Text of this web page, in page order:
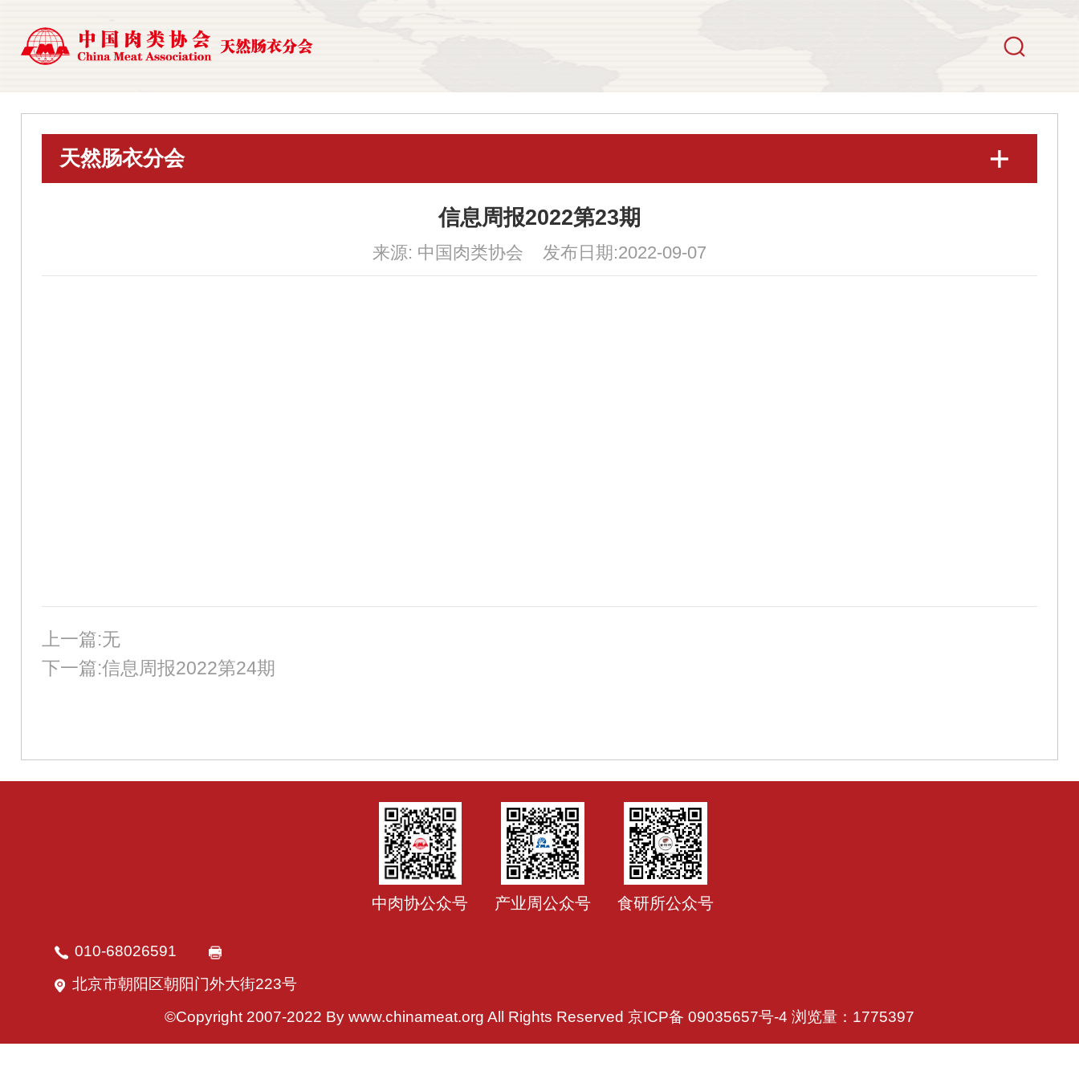
天然肠衣分会
信息周报2022第23期
来源: 中国肉类协会 发布日期:2022-09-07
上一篇:无
下一篇:信息周报2022第24期
中肉协公众号 产业周公众号 食研所公众号
010-68026591
北京市朝阳区朝阳门外大街223号
©Copyright 2007-2022 By www.chinameat.org All Rights Reserved 京ICP备 09035657号-4 浏览量： 1775397